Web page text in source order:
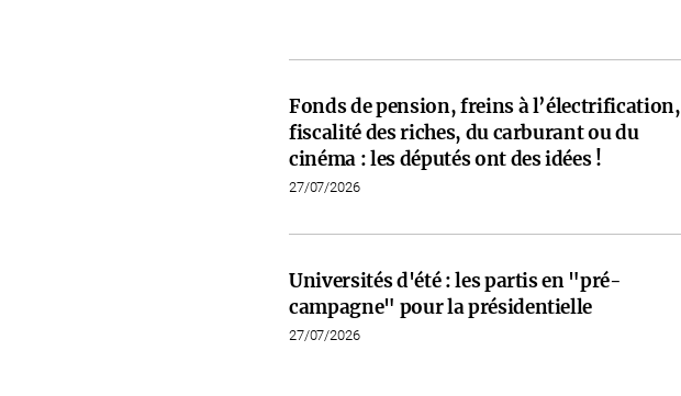
Fonds de pension, freins à l’électrification,
fiscalité des riches, du carburant ou du
cinéma : les députés ont des idées !
27/07/2026
Universités d'été : les partis en "pré-
campagne" pour la présidentielle
27/07/2026